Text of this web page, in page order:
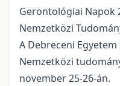
Gerontológiai Napok
Nemzetközi
A Debreceni
Nemzetközi
november 25-26-án.